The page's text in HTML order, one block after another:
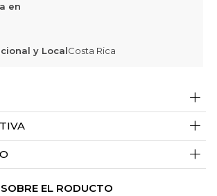
en
y LocalCosta Rica
+
+
+
EL RODUCTO